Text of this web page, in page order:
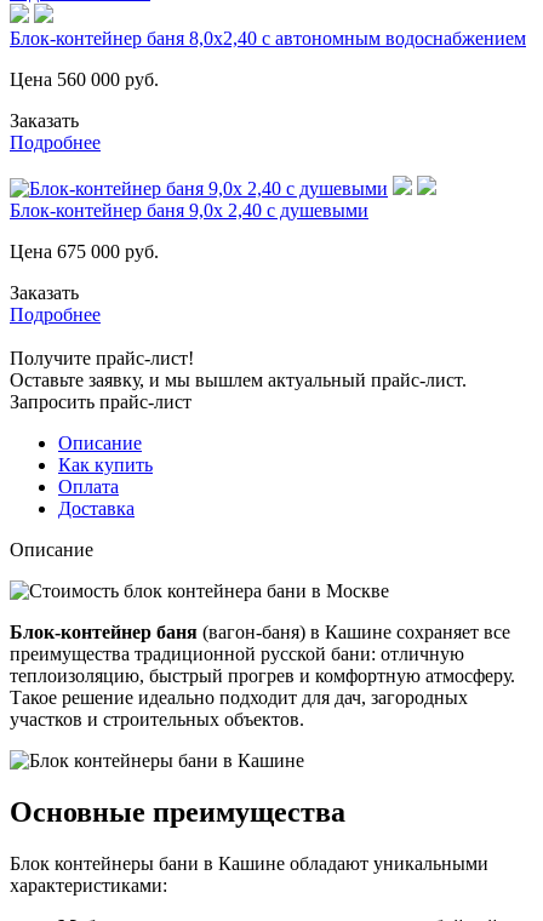
Блок-контейнер баня 8,0х2,40 с автономным водоснабжением
Цена 560 000 руб.
Заказать
Подробнее
Блок-контейнер баня 9,0х 2,40 с душевыми
Цена 675 000 руб.
Заказать
Подробнее
Получите прайс-лист!
Оставьте заявку, и мы вышлем актуальный прайс-лист.
Запросить прайс-лист
Описание
Как купить
Оплата
Доставка
Описание
Блок-контейнер баня (вагон-баня) в Кашине сохраняет все
преимущества традиционной русской бани: отличную
теплоизоляцию, быстрый прогрев и комфортную атмосферу.
Такое решение идеально подходит для дач, загородных
участков и строительных объектов.
Основные преимущества
Блок контейнеры бани в Кашине обладают уникальными
характеристиками: